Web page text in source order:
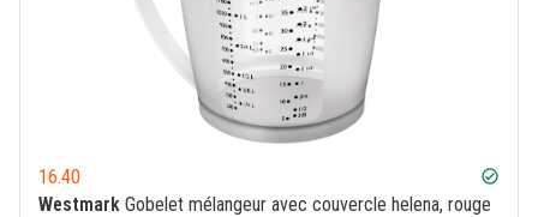
16.40 check_circle
Westmark Gobelet mélangeur avec couvercle helena, rouge